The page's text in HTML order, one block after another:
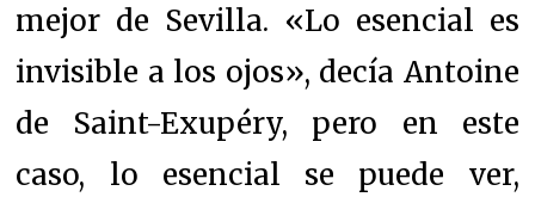
mejor de Sevilla. «Lo esencial es
invisible a los ojos», decía Antoine
de Saint-Exupéry, pero en este
caso, lo esencial se puede ver,